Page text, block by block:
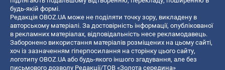
будь-якій формі.
Редакція OBOZ.UA може не поділяти точку зору, викладену в
авторському матеріалі. За достовірність інформації, опублікованої
в рекламних матеріалах, відповідальність несе рекламодавець.
Заборонено використання матеріалів розміщених на цьому сайті,
хоч із зазначенням гіперпосилання на сторінку цього сайту,
логотипу OBOZ.UA або будь-якого іншого згадування, але без
письмового дозволу Редакції/ТОВ «Золота середина»